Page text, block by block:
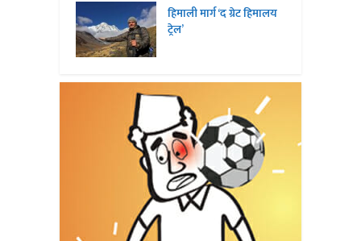
हिमाली मार्ग ‘द ग्रेट हिमालय
ट्रेल’